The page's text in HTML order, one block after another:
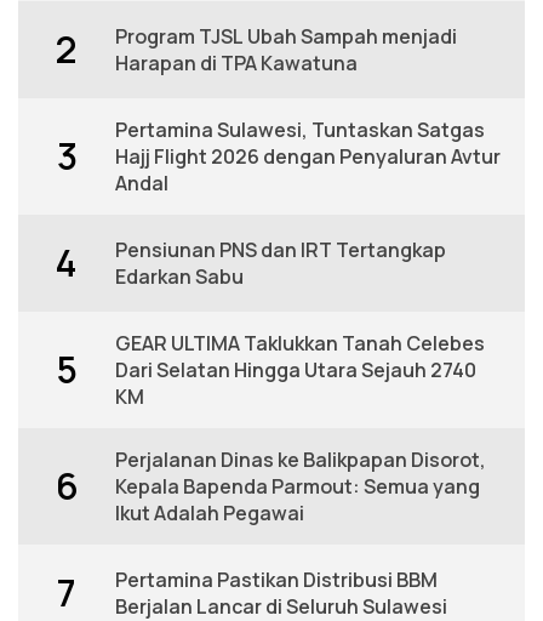
2
Program TJSL Ubah Sampah menjadi
Harapan di TPA Kawatuna
3
Pertamina Sulawesi, Tuntaskan Satgas
Hajj Flight 2026 dengan Penyaluran Avtur
Andal
4
Pensiunan PNS dan IRT Tertangkap
Edarkan Sabu
5
GEAR ULTIMA Taklukkan Tanah Celebes
Dari Selatan Hingga Utara Sejauh 2740
KM
6
Perjalanan Dinas ke Balikpapan Disorot,
Kepala Bapenda Parmout: Semua yang
Ikut Adalah Pegawai
7
Pertamina Pastikan Distribusi BBM
Berjalan Lancar di Seluruh Sulawesi